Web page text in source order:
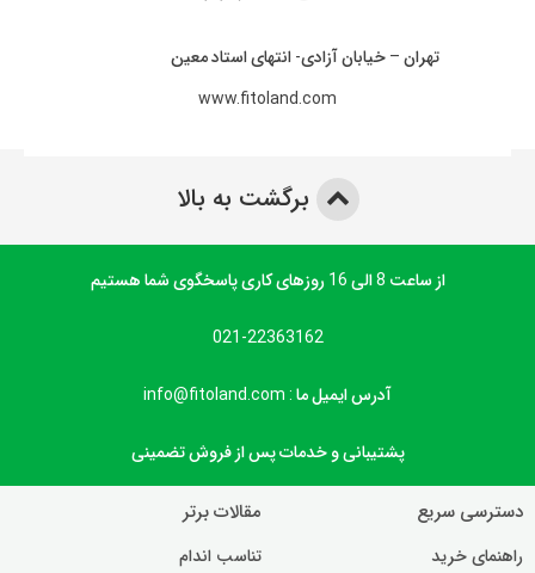
تهران – خیابان آزادی- انتهای استاد معین
www.fitoland.com
برگشت به بالا
از ساعت 8 الی 16 روزهای کاری پاسخگوی شما هستیم
021-22363162
آدرس ایمیل ما : info@fitoland.com
پشتیبانی و خدمات پس از فروش تضمینی
دسترسی سریع
راهنمای خرید
مقالات برتر
تناسب اندام